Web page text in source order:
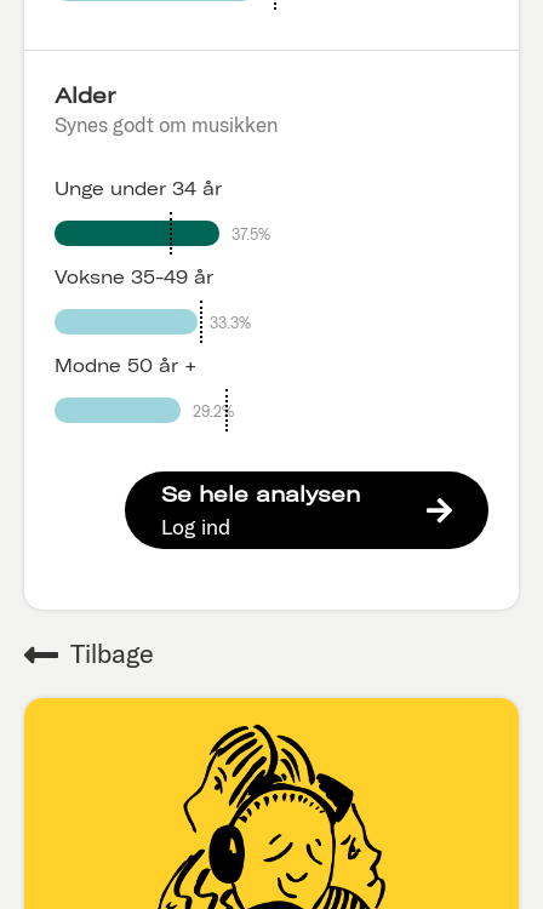
Alder
Synes godt om musikken
Unge under 34 år
37.5%
Voksne 35-49 år
33.3%
Modne 50 år +
29.2%
Se hele analysen
Log ind
Tilbage